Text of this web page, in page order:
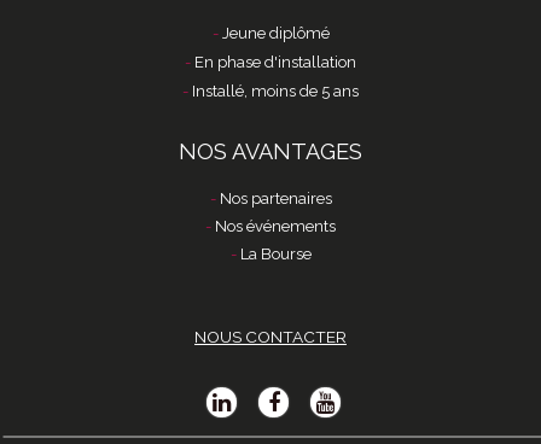
Jeune diplômé
En phase d'installation
Installé, moins de 5 ans
NOS AVANTAGES
Nos partenaires
Nos événements
La Bourse
NOUS CONTACTER